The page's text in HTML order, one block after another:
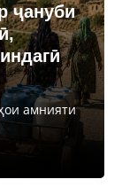
ҷануби
амнияти